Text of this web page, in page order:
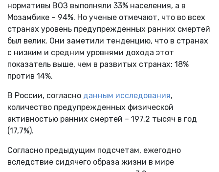
нормативы ВОЗ выполняли 33% населения, а в
Мозамбике – 94%. Но ученые отмечают, что во всех
странах уровень предупрежденных ранних смертей
был велик. Они заметили тенденцию, что в странах
с низким и средним уровнями дохода этот
показатель выше, чем в развитых странах: 18%
против 14%.
В России, согласно данным исследования,
количество предупрежденных физической
активностью ранних смертей – 197,2 тысяч в год
(17,7%).
Согласно предыдущим подсчетам, ежегодно
вследствие сидячего образа жизни в мире